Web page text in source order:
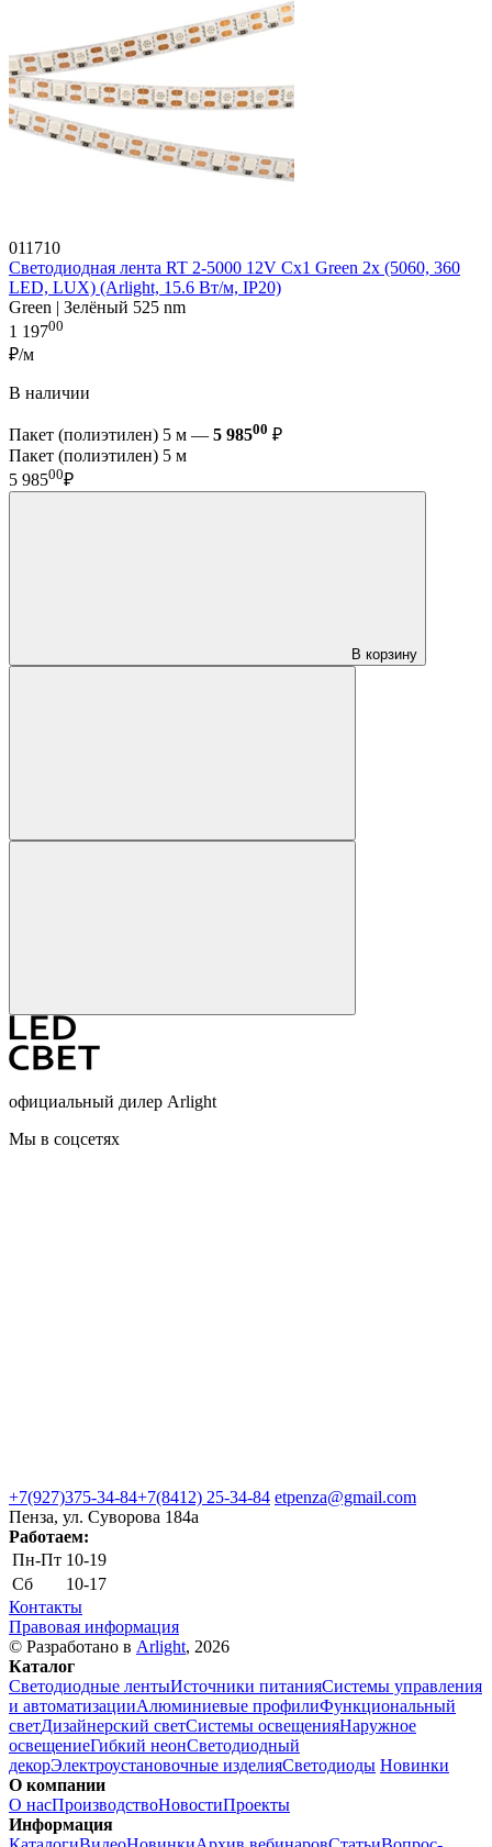
011710
Светодиодная лента RT 2-5000 12V Cx1 Green 2x (5060, 360
LED, LUX) (Arlight, 15.6 Вт/м, IP20)
Green | Зелёный 525 nm
1 19700
₽/м
В наличии
Пакет (полиэтилен) 5 м — 5 98500 ₽
Пакет (полиэтилен) 5 м
5 98500₽
В корзину
официальный дилер Arlight
Мы в соцсетях
+7(927)375-34-84+7(8412) 25-34-84 etpenza@gmail.com
Пенза, ул. Cуворова 184а
Работаем:
Пн-Пт 10-19
Сб
10-17
Контакты
Правовая информация
© Разработано в Arlight, 2026
Каталог
Светодиодные лентыИсточники питанияСистемы управления
и автоматизацииАлюминиевые профилиФункциональный
светДизайнерский светСистемы освещенияНаружное
освещениеГибкий неонСветодиодный
декорЭлектроустановочные изделияСветодиоды Новинки
О компании
О насПроизводствоНовостиПроекты
Информация